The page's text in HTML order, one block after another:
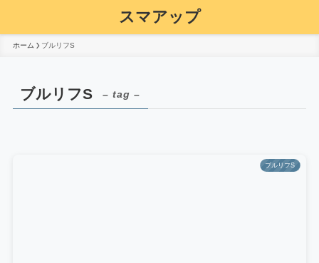
スマアップ
ホーム ブルリフS
ブルリフS – tag –
ブルリフS